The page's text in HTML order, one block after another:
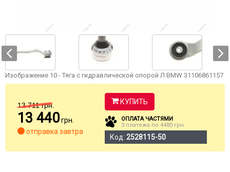
Изображение 10 - Тяга с гидравлической опорой Л BMW 31106861157
13 711 грн.
13 440грн.
отправка завтра
КУПИТЬ
ОПЛАТА ЧАСТЯМИ
3 платежа по 4480 грн.
Код: 2528115-50